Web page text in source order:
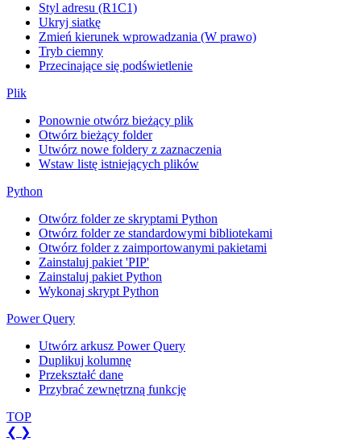
Styl adresu (R1C1)
Ukryj siatkę
Zmień kierunek wprowadzania (W prawo)
Tryb ciemny
Przecinające się podświetlenie
Plik
Ponownie otwórz bieżący plik
Otwórz bieżący folder
Utwórz nowe foldery z zaznaczenia
Wstaw listę istniejących plików
Python
Otwórz folder ze skryptami Python
Otwórz folder ze standardowymi bibliotekami
Otwórz folder z zaimportowanymi pakietami
Zainstaluj pakiet 'PIP'
Zainstaluj pakiet Python
Wykonaj skrypt Python
Power Query
Utwórz arkusz Power Query
Duplikuj kolumnę
Przekształć dane
Przybrać zewnętrzną funkcję
TOP
❮ ❯